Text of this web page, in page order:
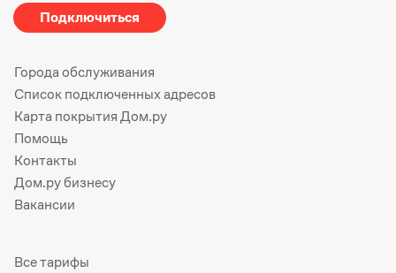
Подключиться
Города обслуживания
Список подключенных адресов
Карта покрытия Дом.ру
Помощь
Контакты
Дом.ру бизнесу
Вакансии
Все тарифы